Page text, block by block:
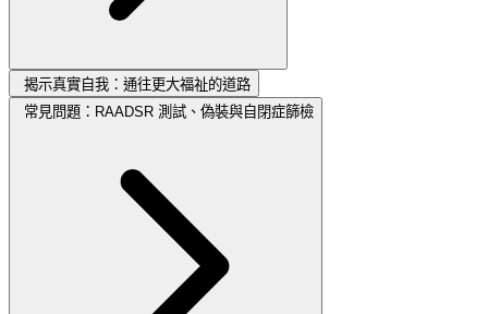
揭示真實自我：通往更大福祉的道路
常見問題：RAADSR 測試、偽裝與自閉症篩檢